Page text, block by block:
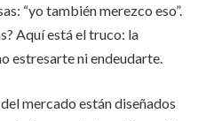
“yo también merezco eso”.
Aquí está el truco: la
estresarte ni endeudarte.
mercado están diseñados